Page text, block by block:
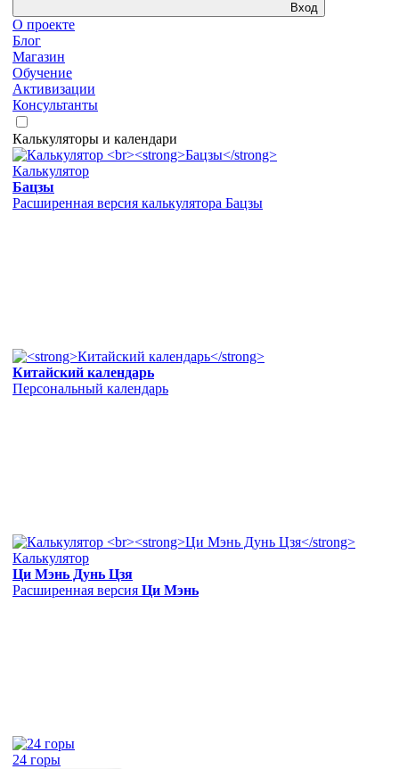
Вход
О проекте
Блог
Магазин
Обучение
Активизации
Консультанты
Калькуляторы и календари
Калькулятор
Бацзы
Расширенная версия калькулятора Бацзы
Китайский календарь
Персональный календарь
Калькулятор
Ци Мэнь Дунь Цзя
Расширенная версия Ци Мэнь
24 горы